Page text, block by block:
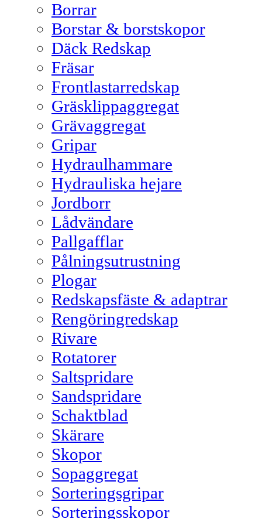
Borrar
Borstar & borstskopor
Däck Redskap
Fräsar
Frontlastarredskap
Gräsklippaggregat
Grävaggregat
Gripar
Hydraulhammare
Hydrauliska hejare
Jordborr
Lådvändare
Pallgafflar
Pålningsutrustning
Plogar
Redskapsfäste & adaptrar
Rengöringredskap
Rivare
Rotatorer
Saltspridare
Sandspridare
Schaktblad
Skärare
Skopor
Sopaggregat
Sorteringsgripar
Sorteringsskopor